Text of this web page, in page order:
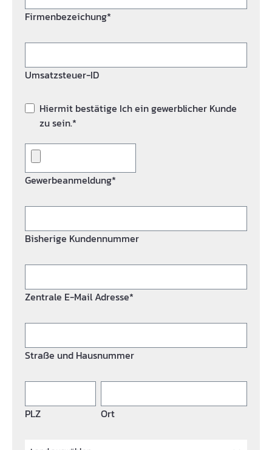
Firmenbezeichung*
Umsatzsteuer-ID
Hiermit bestätige Ich ein gewerblicher Kunde
zu sein.*
Gewerbeanmeldung*
Bisherige Kundennummer
Zentrale E-Mail Adresse*
Straße und Hausnummer
PLZ Ort